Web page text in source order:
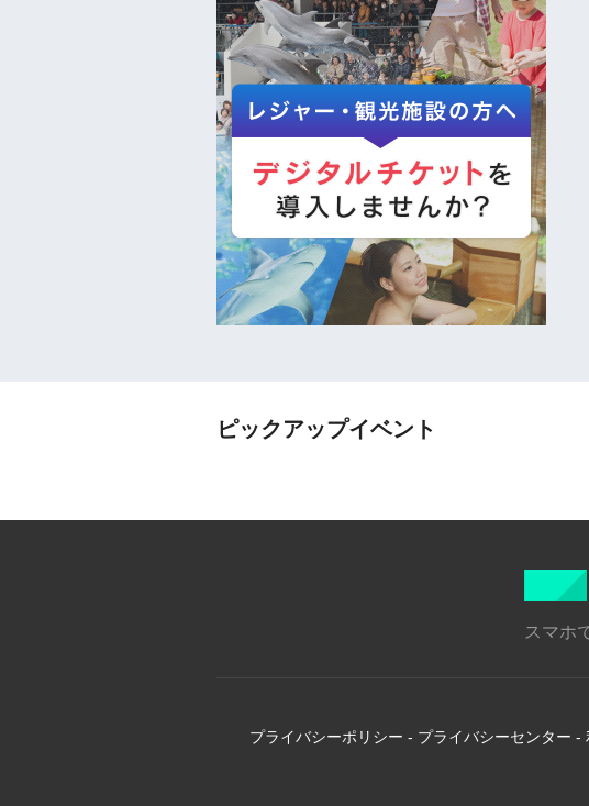
ピックアップイベント
スマホ
プライバシーポリシー - プライバシーセンター -